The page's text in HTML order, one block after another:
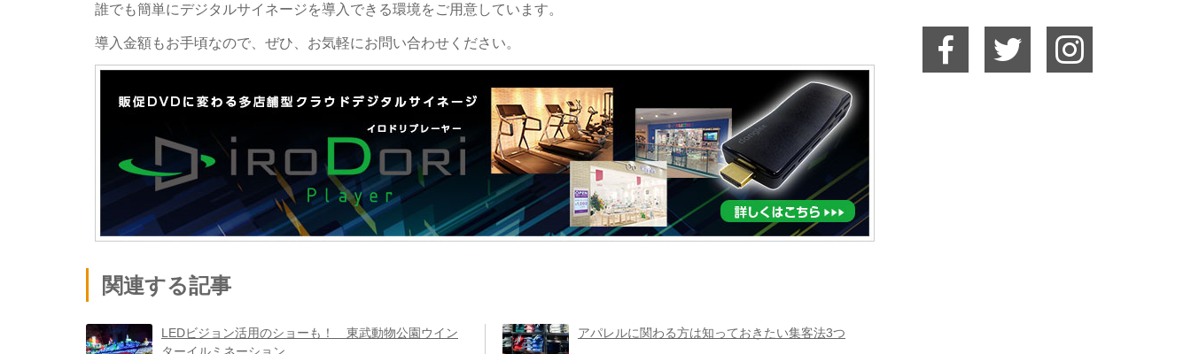
誰でも簡単にデジタルサイネージを導入できる環境をご用意しています。
導入金額もお手頃なので、ぜひ、お気軽にお問い合わせください。
関連する記事
LEDビジョン活用のショーも！ 東武動物公園ウイン
アパレルに関わる方は知っておきたい集客法3つ